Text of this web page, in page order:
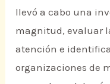
llevó a cabo una
magnitud, evaluar
atención e
organizaciones de